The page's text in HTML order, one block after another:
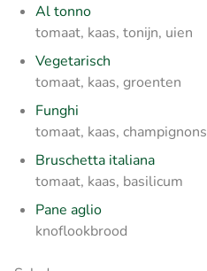
Al tonno
tomaat, kaas, tonijn, uien
Vegetarisch
tomaat, kaas, groenten
Funghi
tomaat, kaas, champignons
Bruschetta italiana
tomaat, kaas, basilicum
Pane aglio
knoflookbrood